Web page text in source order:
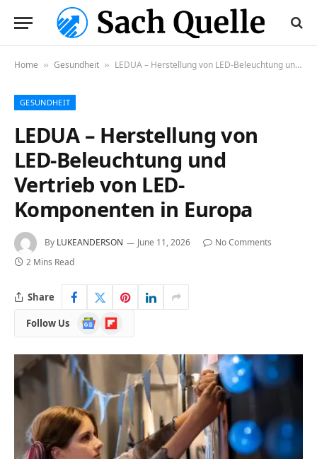
Home » Gesundheit » LEDUA – Herstellung von LED-Beleuchtung und Vertrieb von LED-Komponenten in Europa
GESUNDHEIT
LEDUA – Herstellung von
LED-Beleuchtung und
Vertrieb von LED-
Komponenten in Europa
By LUKEANDERSON June 11, 2026
No Comments
2 Mins Read
Share
Follow Us
Google
News
Flipboard